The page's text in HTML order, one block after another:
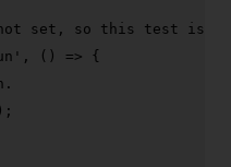
set, so this test is
, () => {
);